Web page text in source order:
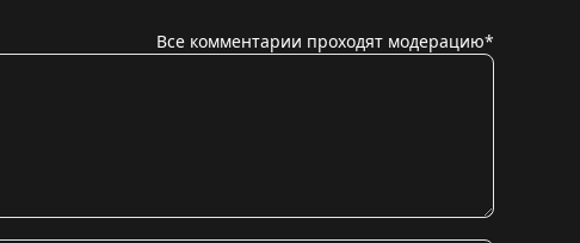
Все комментарии проходят модерацию*